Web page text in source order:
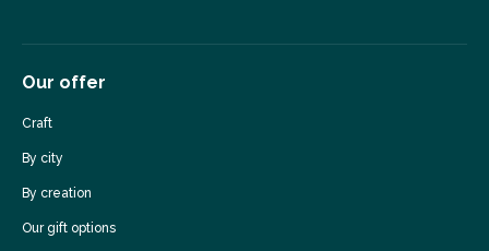
Our offer
Craft
By city
By creation
Our gift options